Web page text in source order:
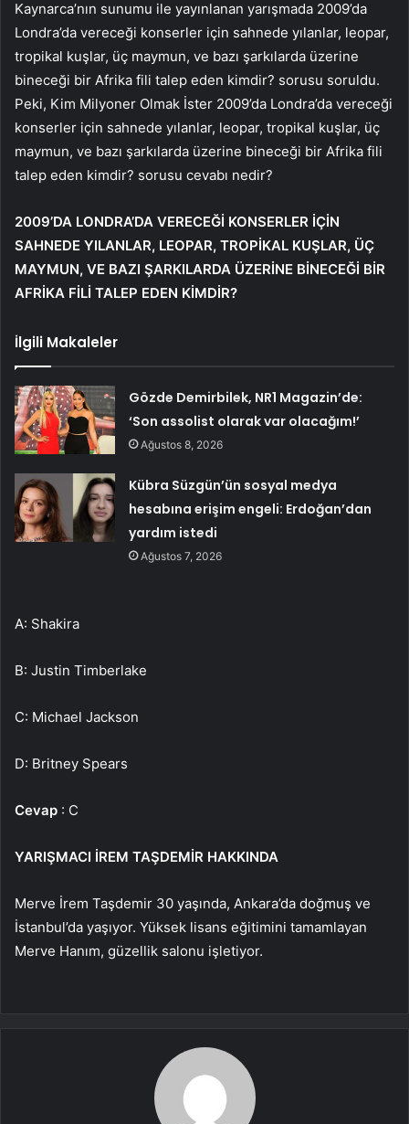
Kaynarca’nın sunumu ile yayınlanan yarışmada 2009’da
Londra’da vereceği konserler için sahnede yılanlar, leopar,
tropikal kuşlar, üç maymun, ve bazı şarkılarda üzerine
bineceği bir Afrika fili talep eden kimdir? sorusu soruldu.
Peki, Kim Milyoner Olmak İster 2009’da Londra’da vereceği
konserler için sahnede yılanlar, leopar, tropikal kuşlar, üç
maymun, ve bazı şarkılarda üzerine bineceği bir Afrika fili
talep eden kimdir? sorusu cevabı nedir?
2009’DA LONDRA’DA VERECEĞİ KONSERLER İÇİN
SAHNEDE YILANLAR, LEOPAR, TROPİKAL KUŞLAR, ÜÇ
MAYMUN, VE BAZI ŞARKILARDA ÜZERİNE BİNECEĞİ BİR
AFRİKA FİLİ TALEP EDEN KİMDİR?
İlgili Makaleler
Gözde Demirbilek, NR1 Magazin’de:
‘Son assolist olarak var olacağım!’
Ağustos 8, 2026
Kübra Süzgün’ün sosyal medya
hesabına erişim engeli: Erdoğan’dan
yardım istedi
Ağustos 7, 2026
A: Shakira
B: Justin Timberlake
C: Michael Jackson
D: Britney Spears
Cevap : C
YARIŞMACI İREM TAŞDEMİR HAKKINDA
Merve İrem Taşdemir 30 yaşında, Ankara’da doğmuş ve
İstanbul’da yaşıyor. Yüksek lisans eğitimini tamamlayan
Merve Hanım, güzellik salonu işletiyor.